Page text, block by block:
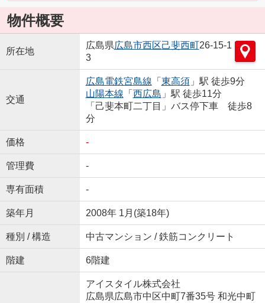
物件概要
所在地
広島県広島市西区己斐西町26-15-1
3
交通
広島電鉄宮島線 「 東高須」駅 徒歩9分
山陽本線 「 西広島 」駅 徒歩11分
「己斐本町二丁目」バス停下車 徒歩8
分
価格 -
管理費 -
専有面積 -
築年月 2008年 1月(築18年)
種別 / 構造 中古マンション / 鉄筋コンクリート
階建 6階建
アイスタイル株式会社
広島県広島市中区中町7番35号 和光中町